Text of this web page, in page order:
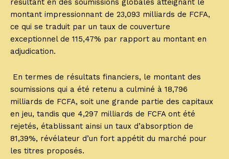
résultant en des soumissions globales atteignant le
montant impressionnant de 23,093 milliards de FCFA,
ce qui se traduit par un taux de couverture
exceptionnel de 115,47% par rapport au montant en
adjudication.
En termes de résultats financiers, le montant des
soumissions qui a été retenu a culminé à 18,796
milliards de FCFA, soit une grande partie des capitaux
en jeu, tandis que 4,297 milliards de FCFA ont été
rejetés, établissant ainsi un taux d’absorption de
81,39%, révélateur d’un fort appétit du marché pour
les titres proposés.